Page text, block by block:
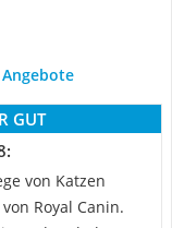
GUT
von Katzen
Royal Canin.